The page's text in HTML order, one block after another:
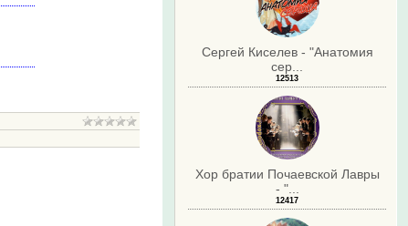
Сергей Киселев - "Анатомия
сер...
12513
Хор братии Почаевской Лавры
- "...
12417